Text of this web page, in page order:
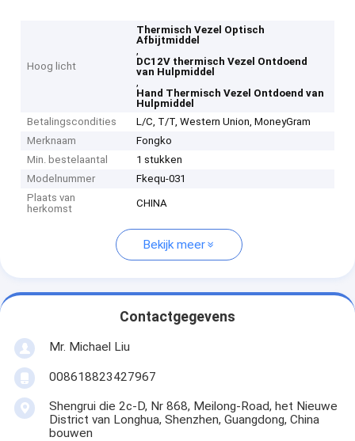
Hoog licht
Thermisch Vezel Optisch
Afbijtmiddel
,
DC12V thermisch Vezel Ontdoend
van Hulpmiddel
,
Hand Thermisch Vezel Ontdoend van
Hulpmiddel
Betalingscondities
L/C, T/T, Western Union, MoneyGram
Merknaam
Fongko
Min. bestelaantal
1 stukken
Modelnummer
Fkequ-031
Plaats van
herkomst
CHINA
Bekijk meer
Contactgegevens
Mr. Michael Liu
008618823427967
Shengrui die 2c-D, Nr 868, Meilong-Road, het Nieuwe
District van Longhua, Shenzhen, Guangdong, China
bouwen